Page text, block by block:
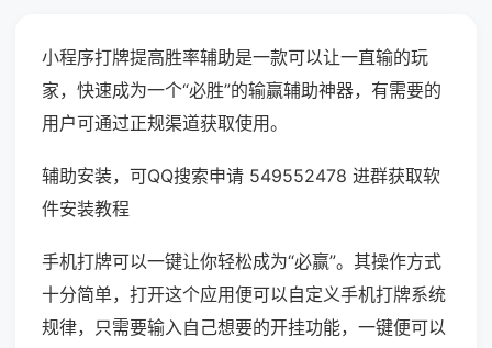
小程序打牌提高胜率辅助是一款可以让一直输的玩
家，快速成为一个“必胜”的输赢辅助神器，有需要的
用户可通过正规渠道获取使用。
辅助安装，可QQ搜索申请 549552478 进群获取软
件安装教程
手机打牌可以一键让你轻松成为“必赢”。其操作方式
十分简单，打开这个应用便可以自定义手机打牌系统
规律，只需要输入自己想要的开挂功能，一键便可以